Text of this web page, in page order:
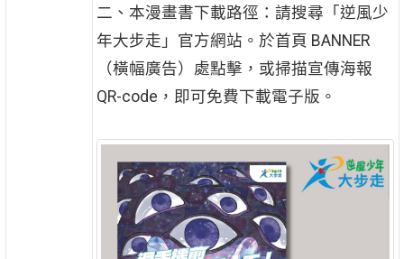
二、本漫畫書下載路徑：請搜尋「逆風少
年大步走」官方網站。於首頁 BANNER
（橫幅廣告）處點擊，或掃描宣傳海報
QR-code，即可免費下載電子版。